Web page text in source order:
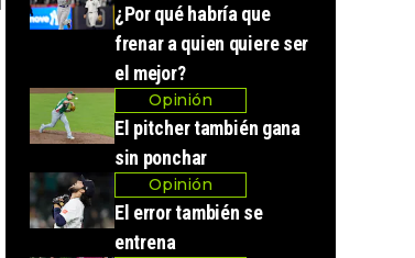
¿Por qué habría que
frenar a quien quiere ser
el mejor?
Opinión
El pitcher también gana
sin ponchar
Opinión
El error también se
entrena